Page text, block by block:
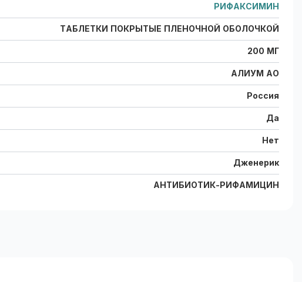
РИФАКСИМИН
ТАБЛЕТКИ ПОКРЫТЫЕ ПЛЕНОЧНОЙ ОБОЛОЧКОЙ
200 МГ
АЛИУМ АО
Россия
Да
Нет
Дженерик
АНТИБИОТИК-РИФАМИЦИН